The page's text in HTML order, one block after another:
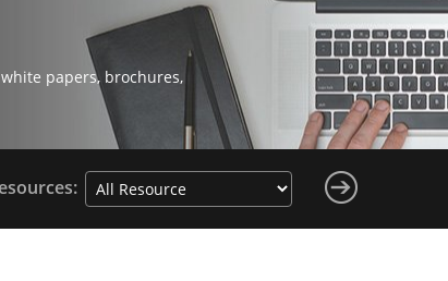
papers, brochures,